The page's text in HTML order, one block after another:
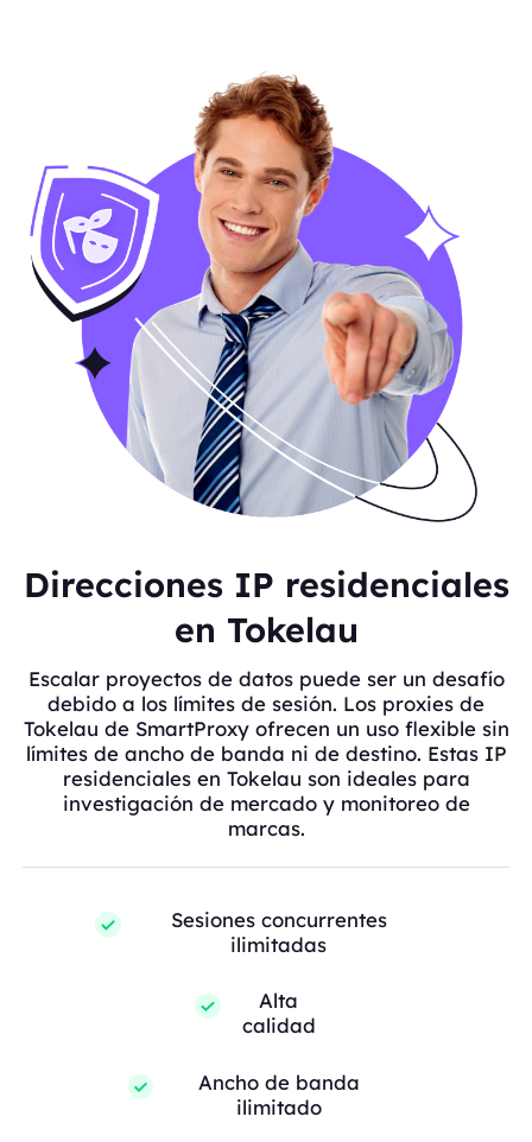
Direcciones IP residenciales
en Tokelau
Escalar proyectos de datos puede ser un desafío
debido a los límites de sesión. Los proxies de
Tokelau de SmartProxy ofrecen un uso flexible sin
límites de ancho de banda ni de destino. Estas IP
residenciales en Tokelau son ideales para
investigación de mercado y monitoreo de
marcas.
Sesiones concurrentes
ilimitadas
Alta
calidad
Ancho de banda
ilimitado